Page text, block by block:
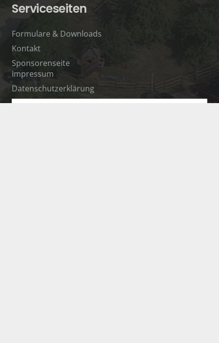
Serviceseiten
Formulare & Downloads
Kontakt
Sponsorenseite
Impressum
Datenschutzerklärung